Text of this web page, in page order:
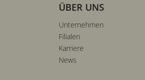
ÜBER UNS
Unternehmen
Filialen
Karriere
News